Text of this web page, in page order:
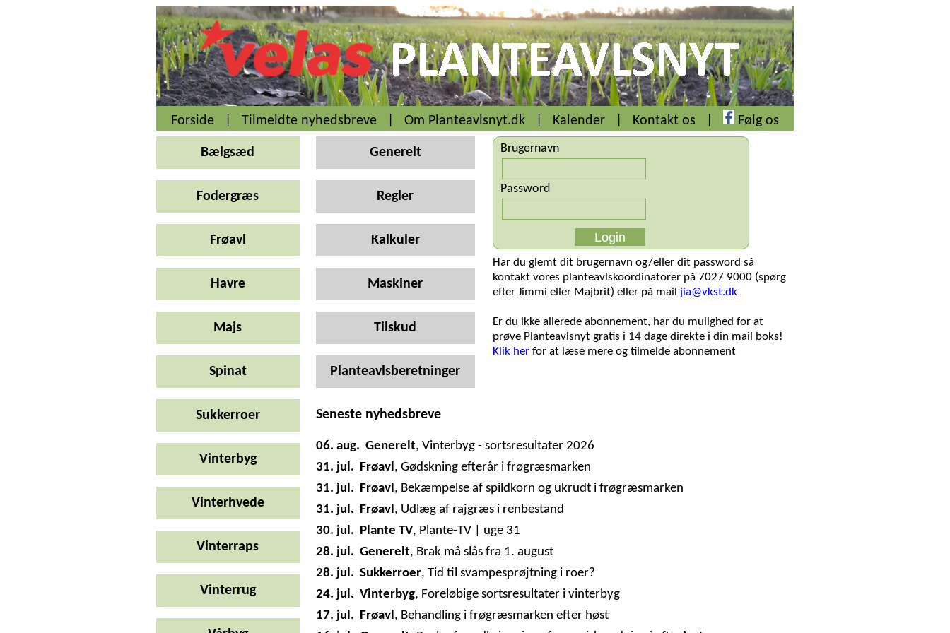
Forside Tilmeldte nyhedsbreve Om Planteavlsnyt.dk Kalender Kontakt os Følg os
Bælgsæd
Fodergræs
Frøavl
Havre
Majs
Spinat
Sukkerroer
Vinterbyg
Vinterhvede
Vinterraps
Vinterrug
Generelt
Regler
Kalkuler
Maskiner
Tilskud
Planteavlsberetninger
Brugernavn
Password
Har du glemt dit brugernavn og/eller dit password så
kontakt vores planteavlskoordinatorer på 7027 9000 (spørg
efter Jimmi eller Majbrit) eller på mail jia@vkst.dk
Er du ikke allerede abonnement, har du mulighed for at
prøve Planteavlsnyt gratis i 14 dage direkte i din mail boks!
Klik herfor at læse mere og tilmelde abonnement
Seneste nyhedsbreve
06. aug. Generelt, Vinterbyg - sortsresultater 2026
31. jul. Frøavl, Gødskning efterår i frøgræsmarken
31. jul. Frøavl, Bekæmpelse af spildkorn og ukrudt i frøgræsmarken
31. jul. Frøavl, Udlæg af rajgræs i renbestand
30. jul. Plante TV, Plante-TV | uge 31
28. jul. Generelt, Brak må slås fra 1. august
28. jul. Sukkerroer, Tid til svampesprøjtning i roer?
24. jul. Vinterbyg, Foreløbige sortsresultater i vinterbyg
17. jul. Frøavl, Behandling i frøgræsmarken efter høst